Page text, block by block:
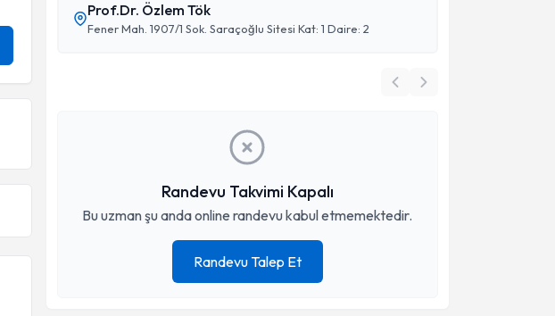
Prof.Dr. Özlem Tök
Fener Mah. 1907/1 Sok. Saraçoğlu Sitesi Kat: 1 Daire: 2
Randevu Takvimi Kapalı
Bu uzman şu anda online randevu kabul etmemektedir.
Randevu Talep Et